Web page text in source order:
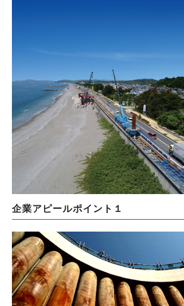
企業アピールポイント１